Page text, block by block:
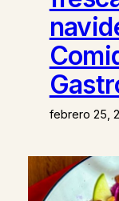
febrero 25,